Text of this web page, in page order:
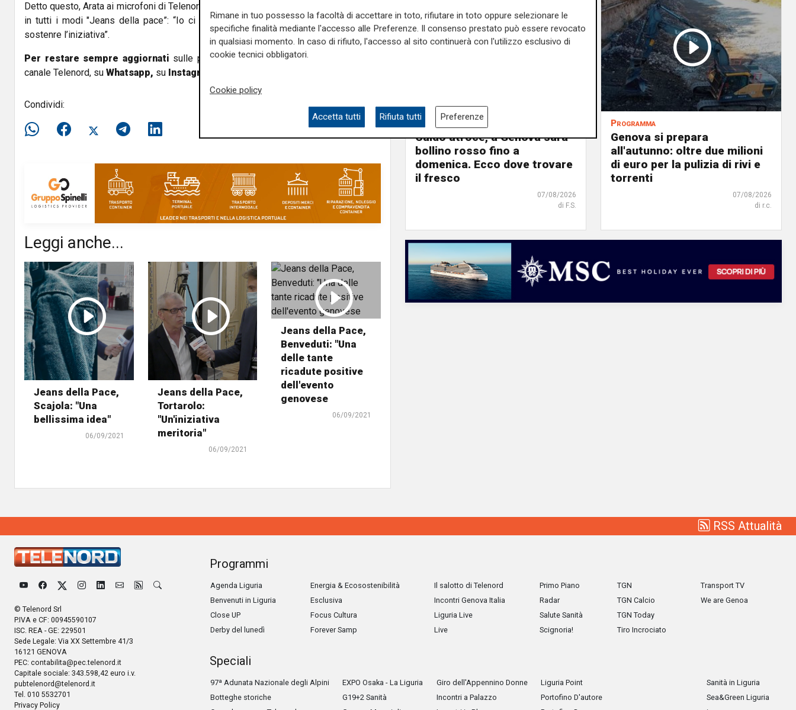
Detto questo, Arata ai microfoni di Telenord ha confermato la sua volontà di sostenere
in tutti i modi "Jeans della pace”: “Io ci sarò - dice - e farà quanto possiible per
sostenre l’iniziativa”.
Per restare sempre aggiornati sulle principali notizie sulla Liguria seguiteci sul
canale Telenord, su Whatsapp, su Instagram
Condividi:
Leggi anche...
Jeans della Pace,
Scajola: "Una
bellissima idea"
06/09/2021
Jeans della Pace,
Tortarolo:
"Un'iniziativa
meritoria"
06/09/2021
Jeans della Pace,
Benveduti: "Una
delle tante
ricadute positive
dell'evento
genovese
06/09/2021
Estate torrida
Caldo atroce, a Genova sarà
bollino rosso fino a
domenica. Ecco dove trovare
il fresco
07/08/2026
di F.S.
Programma
Genova si prepara
all'autunno: oltre due milioni
di euro per la pulizia di rivi e
torrenti
07/08/2026
di r.c.
RSS Attualità
© Telenord Srl
P.IVA e CF: 00945590107
ISC. REA - GE: 229501
Sede Legale: Via XX Settembre 41/3
16121 GENOVA
PEC: contabilita@pec.telenord.it
Capitale sociale: 343.598,42 euro i.v.
pubtelenord@telenord.it
Tel. 010 5532701
Privacy Policy
Programmi
Agenda Liguria
Benvenuti in Liguria
Close UP
Derby del lunedì
Energia & Ecosostenibilità
Esclusiva
Focus Cultura
Forever Samp
Il salotto di Telenord
Incontri Genova Italia
Liguria Live
Live
Primo Piano
Radar
Salute Sanità
Scignoria!
TGN
TGN Calcio
TGN Today
Tiro Incrociato
Transport TV
We are Genoa
Speciali
97ª Adunata Nazionale degli Alpini
Botteghe storiche
EXPO Osaka - La Liguria
G19+2 Sanità
Giro dell'Appennino Donne
Incontri a Palazzo
Liguria Point
Portofino D'autore
Sanità in Liguria
Sea&Green Liguria
Rimane in tuo possesso la facoltà di accettare in toto, rifiutare in toto oppure selezionare le
specifiche finalità mediante l'accesso alle Preferenze. Il consenso prestato può essere revocato
in qualsiasi momento. In caso di rifiuto, l'accesso al sito continuerà con l'utilizzo esclusivo di
cookie tecnici obbligatori.
Cookie policy
Accetta tutti Rifiuta tutti Preferenze